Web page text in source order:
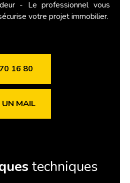
- Le professionnel vous
votre projet immobilier.
16 80
UN MAIL
techniques